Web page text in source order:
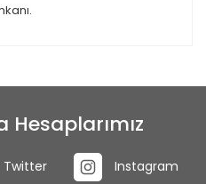
Hesaplarımız
Twitter Instagram